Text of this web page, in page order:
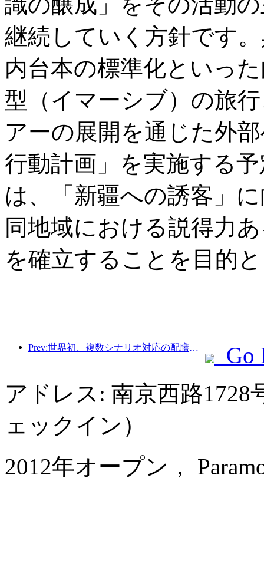
継続していく方針です
内台本の標準化といっ
型（イマーシブ）の旅
アーの展開を通じた外
行動計画」を実施する
は、「新疆への誘客」
同地域における説得力
を確立することを目的
Prev:世界初、複数シナリオ対応の配膳サービスに特化したヒューマノイドロボットが公開
Go
アドレス: 南京西路1728
ェックイン）
2012年オープン，